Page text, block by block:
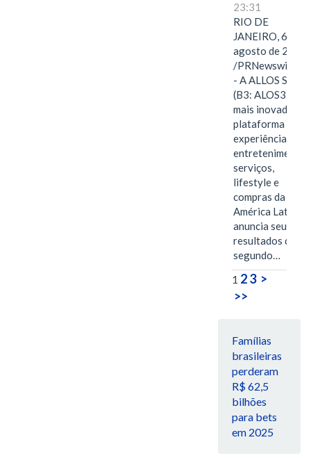
23:31
RIO DE
JANEIRO, 6 de
agosto de 2026
/PRNewswire/ -
- A ALLOS S.A.
(B3: ALOS3), a
mais inovadora
plataforma de
experiências,
entretenimento,
serviços,
lifestyle e
compras da
América Latina
anuncia seus
resultados do
segundo…
1 23 >
>>
Famílias
brasileiras
perderam
R$ 62,5
bilhões
para bets
em 2025